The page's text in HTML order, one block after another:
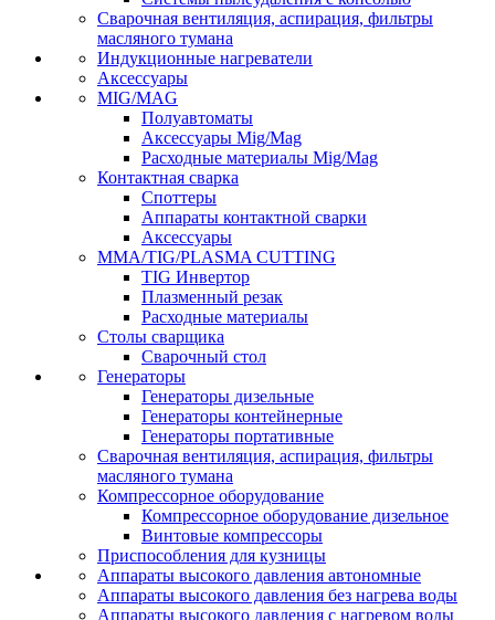
Сварочная вентиляция, аспирация, фильтры
масляного тумана
Индукционные нагреватели
Аксессуары
MIG/MAG
Полуавтоматы
Аксессуары Mig/Mag
Расходные материалы Mig/Mag
Контактная сварка
Споттеры
Аппараты контактной сварки
Аксессуары
MMA/TIG/PLASMA CUTTING
TIG Инвертор
Плазменный резак
Расходные материалы
Столы сварщика
Сварочный стол
Генераторы
Генераторы дизельные
Генераторы контейнерные
Генераторы портативные
Сварочная вентиляция, аспирация, фильтры
масляного тумана
Компрессорное оборудование
Компрессорное оборудование дизельное
Винтовые компрессоры
Приспособления для кузницы
Аппараты высокого давления автономные
Аппараты высокого давления без нагрева воды
Аппараты высокого давления с нагревом воды